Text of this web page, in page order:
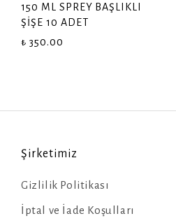
150 ML SPREY BAŞLIKLI
ŞİŞE 10 ADET
₺ 350.00
Şirketimiz
Gizlilik Politikası
İptal ve İade Koşulları